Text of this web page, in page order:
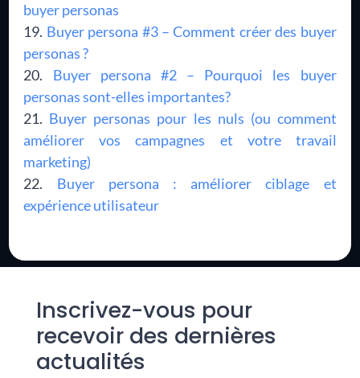
buyer personas
Buyer persona #3 – Comment créer des buyer
personas ?
Buyer persona #2 – Pourquoi les buyer
personas sont-elles importantes?
Buyer personas pour les nuls (ou comment
améliorer vos campagnes et votre travail
marketing)
Buyer persona : améliorer ciblage et
expérience utilisateur
Inscrivez-vous pour
recevoir des dernières
actualités